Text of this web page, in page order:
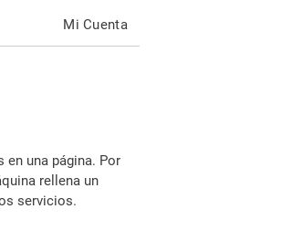
Mi Cuenta
en una página. Por
rellena un
servicios.